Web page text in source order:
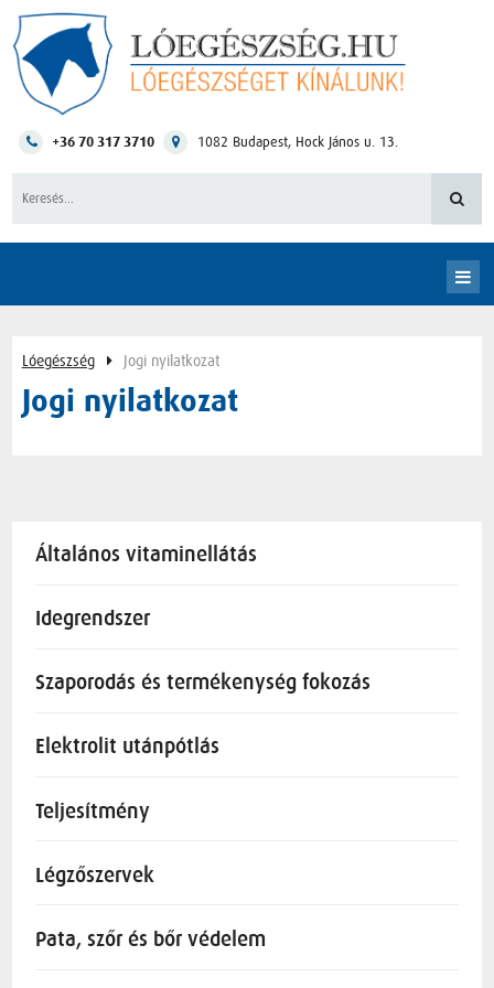
+36 70 317 3710 1082 Budapest, Hock János u. 13.
Lóegészség Jogi nyilatkozat
Jogi nyilatkozat
Általános vitaminellátás
Idegrendszer
Szaporodás és termékenység fokozás
Elektrolit utánpótlás
Teljesítmény
Légzőszervek
Pata, szőr és bőr védelem